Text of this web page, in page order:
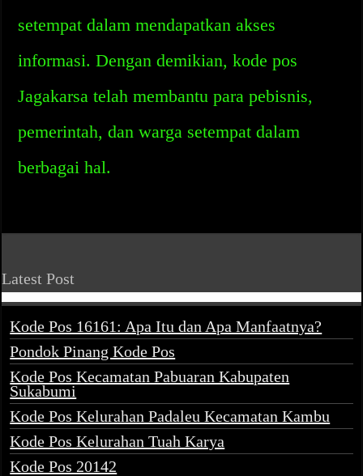
setempat dalam mendapatkan akses
informasi. Dengan demikian, kode pos
Jagakarsa telah membantu para pebisnis,
pemerintah, dan warga setempat dalam
berbagai hal.
Latest Post
Kode Pos 16161: Apa Itu dan Apa Manfaatnya?
Pondok Pinang Kode Pos
Kode Pos Kecamatan Pabuaran Kabupaten
Sukabumi
Kode Pos Kelurahan Padaleu Kecamatan Kambu
Kode Pos Kelurahan Tuah Karya
Kode Pos 20142